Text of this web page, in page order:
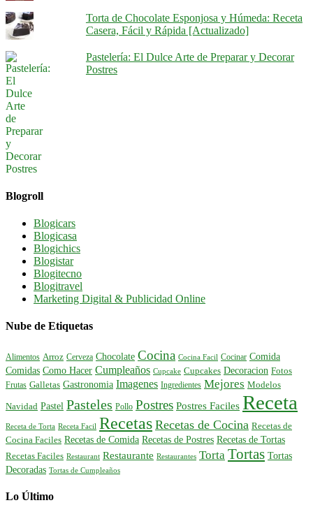
Torta de Chocolate Esponjosa y Húmeda: Receta
Casera, Fácil y Rápida [Actualizado]
Pastelería: El Dulce Arte de Preparar y Decorar
Postres
Blogroll
Blogicars
Blogicasa
Blogichics
Blogistar
Blogitecno
Blogitravel
Marketing Digital & Publicidad Online
Nube de Etiquetas
Alimentos Arroz Cerveza Chocolate Cocina Cocina Facil Cocinar Comida
Comidas Como Hacer Cumpleaños Cupcake Cupcakes Decoracion Fotos
Frutas Galletas Gastronomia Imagenes Ingredientes Mejores Modelos
Navidad Pastel Pasteles Pollo Postres Postres Faciles Receta
Receta de Torta Receta Facil Recetas Recetas de Cocina Recetas de
Cocina Faciles Recetas de Comida Recetas de Postres Recetas de Tortas
Recetas Faciles Restaurant Restaurante Restaurantes Torta Tortas Tortas
Decoradas Tortas de Cumpleaños
Lo Último